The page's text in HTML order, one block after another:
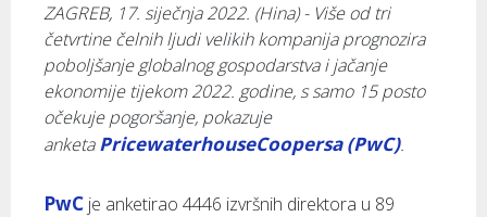
ZAGREB, 17. siječnja 2022. (Hina) - Više od tri
četvrtine čelnih ljudi velikih kompanija prognozira
poboljšanje globalnog gospodarstva i jačanje
ekonomije tijekom 2022. godine, s samo 15 posto
očekuje pogoršanje, pokazuje
anketaPricewaterhouseCoopersa (PwC).
PwC je anketirao 4446 izvršnih direktora u 89